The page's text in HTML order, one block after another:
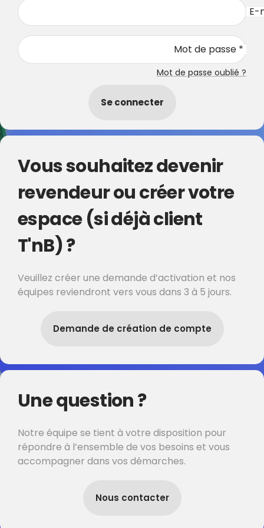
E-
Mot de passe *
Mot de passe oublié ?
Se connecter
Vous souhaitez devenir
revendeur ou créer votre
espace (si déjà client
T'nB) ?
Veuillez créer une demande d’activation et nos
équipes reviendront vers vous dans 3 à 5 jours.
Demande de création de compte
Une question ?
Notre équipe se tient à votre disposition pour
répondre à l’ensemble de vos besoins et vous
accompagner dans vos démarches.
Nous contacter